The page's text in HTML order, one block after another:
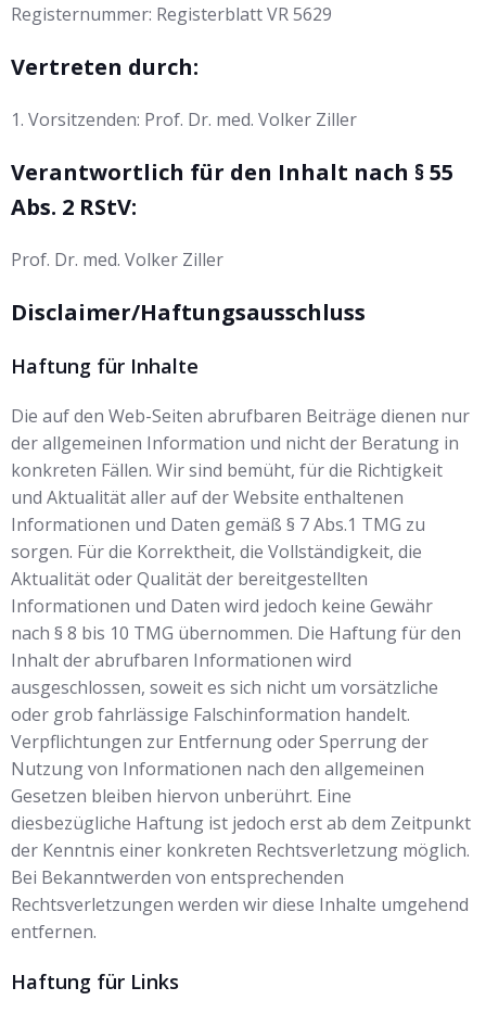
Registernummer: Registerblatt VR 5629
Vertreten durch:
1. Vorsitzenden: Prof. Dr. med. Volker Ziller
Verantwortlich für den Inhalt nach § 55
Abs. 2 RStV:
Prof. Dr. med. Volker Ziller
Disclaimer/Haftungsausschluss
Haftung für Inhalte
Die auf den Web-Seiten abrufbaren Beiträge dienen nur
der allgemeinen Information und nicht der Beratung in
konkreten Fällen. Wir sind bemüht, für die Richtigkeit
und Aktualität aller auf der Website enthaltenen
Informationen und Daten gemäß § 7 Abs.1 TMG zu
sorgen. Für die Korrektheit, die Vollständigkeit, die
Aktualität oder Qualität der bereitgestellten
Informationen und Daten wird jedoch keine Gewähr
nach § 8 bis 10 TMG übernommen. Die Haftung für den
Inhalt der abrufbaren Informationen wird
ausgeschlossen, soweit es sich nicht um vorsätzliche
oder grob fahrlässige Falschinformation handelt.
Verpflichtungen zur Entfernung oder Sperrung der
Nutzung von Informationen nach den allgemeinen
Gesetzen bleiben hiervon unberührt. Eine
diesbezügliche Haftung ist jedoch erst ab dem Zeitpunkt
der Kenntnis einer konkreten Rechtsverletzung möglich.
Bei Bekanntwerden von entsprechenden
Rechtsverletzungen werden wir diese Inhalte umgehend
entfernen.
Haftung für Links